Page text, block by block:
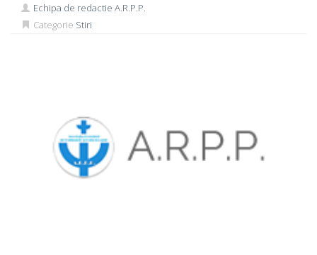
Echipa de redactie A.R.P.P.
Categorie Stiri